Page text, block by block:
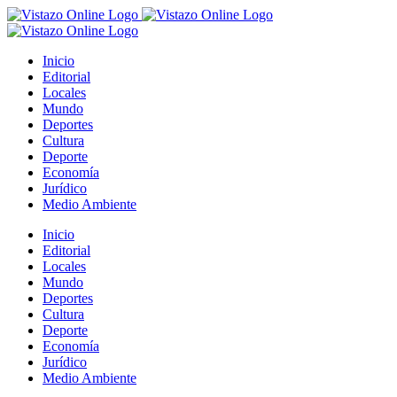
Saltar
al
Inicio
Editorial
Locales
Mundo
Deportes
Cultura
Deporte
Economía
Jurídico
Medio Ambiente
Inicio
Editorial
Locales
Mundo
Deportes
Cultura
Deporte
Economía
Jurídico
Medio Ambiente